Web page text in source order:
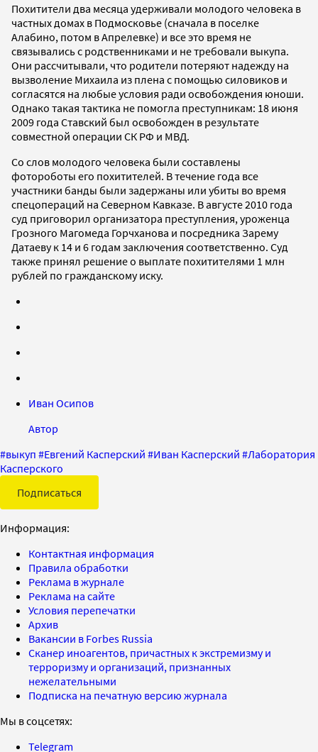
Похитители два месяца удерживали молодого человека в
частных домах в Подмосковье (сначала в поселке
Алабино, потом в Апрелевке) и все это время не
связывались с родственниками и не требовали выкупа.
Они рассчитывали, что родители потеряют надежду на
вызволение Михаила из плена с помощью силовиков и
согласятся на любые условия ради освобождения юноши.
Однако такая тактика не помогла преступникам: 18 июня
2009 года Ставский был освобожден в результате
совместной операции СК РФ и МВД.
Со слов молодого человека были составлены
фотороботы его похитителей. В течение года все
участники банды были задержаны или убиты во время
спецопераций на Северном Кавказе. В августе 2010 года
суд приговорил организатора преступления, уроженца
Грозного Магомеда Горчханова и посредника Зарему
Датаеву к 14 и 6 годам заключения соответственно. Суд
также принял решение о выплате похитителями 1 млн
рублей по гражданскому иску.
Иван Осипов
Автор
#выкуп #Евгений Касперский #Иван Касперский #Лаборатория
Касперского
Подписаться
Информация:
Контактная информация
Правила обработки
Реклама в журнале
Реклама на сайте
Условия перепечатки
Архив
Вакансии в Forbes Russia
Сканер иноагентов, причастных к экстремизму и
терроризму и организаций, признанных
нежелательными
Подписка на печатную версию журнала
Мы в соцсетях:
Telegram